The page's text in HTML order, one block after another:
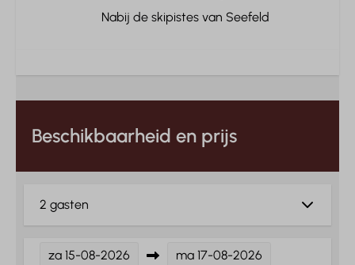
Nabij de skipistes van Seefeld
Beschikbaarheid en prijs
2 gasten
za 15-08-2026 ma 17-08-2026